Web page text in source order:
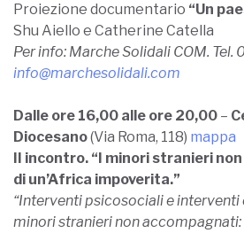
Proiezione documentario “Un
Shu Aiello e Catherine Catella
Per info: Marche Solidali COM. Tel.
info@marchesolidali.com
Dalle ore 16,00 alle ore 20,00 –
Diocesano(Via Roma, 118) mappa
II incontro. “I minori stranieri
di un’Africa impoverita.”
“Interventi psicosociali e
minori stranieri non